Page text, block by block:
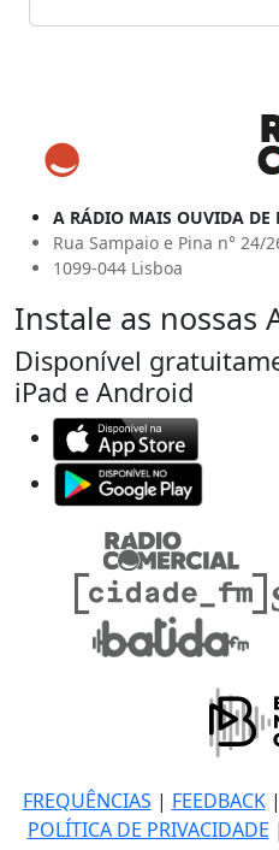
A RÁDIO MAIS OUVIDA DE
Rua Sampaio e Pina n° 24/
1099-044 Lisboa
Instale as nossas
Disponível
iPad e Android
FREQUÊNCIAS | FEEDBACK|
POLÍTICA DE PRIVACIDADE |